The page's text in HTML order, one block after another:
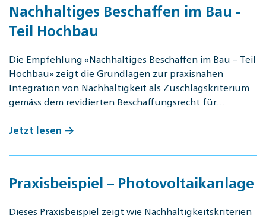
Nachhaltiges Beschaffen im Bau -
Teil Hochbau
Die Empfehlung «Nachhaltiges Beschaffen im Bau – Teil
Hochbau» zeigt die Grundlagen zur praxisnahen
Integration von Nachhaltigkeit als Zuschlagskriterium
gemäss dem revidierten Beschaffungsrecht für…
Jetzt lesen
Praxisbeispiel – Photovoltaikanlage
Dieses Praxisbeispiel zeigt wie Nachhaltigkeitskriterien